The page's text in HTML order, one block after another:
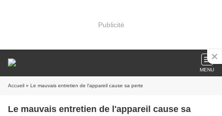
Publicité
MENU
Accueil » Le mauvais entretien de l'appareil cause sa perte
Le mauvais entretien de l'appareil cause sa